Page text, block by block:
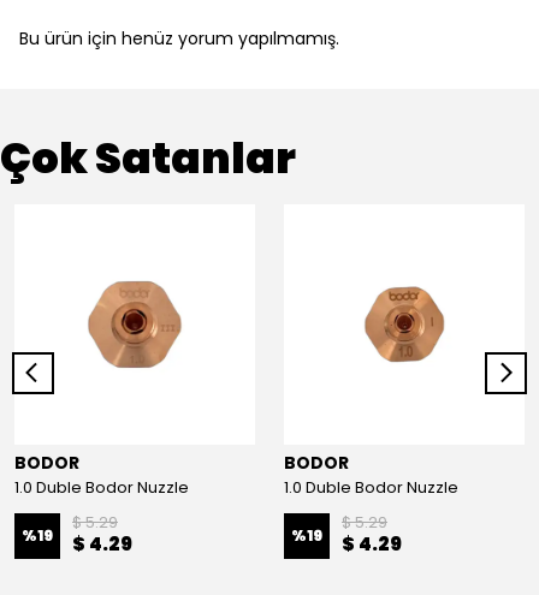
Bu ürün için henüz yorum yapılmamış.
Çok Satanlar
BODOR
1.0 Duble Bodor Nuzzle
%19
$ 5.29
$ 4.29
BODOR
1.0 Duble Bodor Nuzzle
%19
$ 5.29
$ 4.29